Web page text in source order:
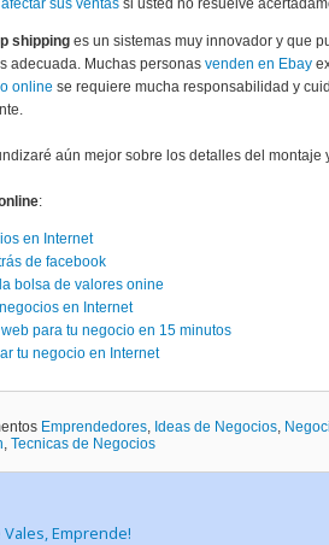
afectar sus ventassi usted no resuelve
shippinges un sistemas muy innovador y que
adecuada. Muchas personas venden en Ebay
online se requiere mucha responsabilidad y
aún mejor sobre los detalles del
:
en Internet
de facebook
bolsa de valores onine
en Internet
para tu negocio en 15 minutos
tu negocio en Internet
Emprendedores, Ideas de Negocios,
, Tecnicas de Negocios
Emprende!